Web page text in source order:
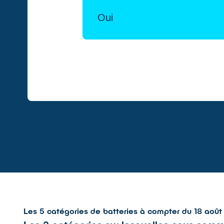
Les 5 catégories de batteries à compter du 18